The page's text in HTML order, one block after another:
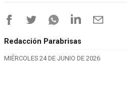
Redacción Parabrisas
MIÉRCOLES 24 DE JUNIO DE 2026